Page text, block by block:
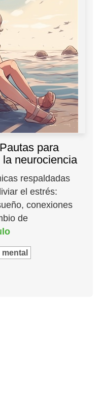
para
neurociencia
respaldadas
el estrés:
conexiones
de